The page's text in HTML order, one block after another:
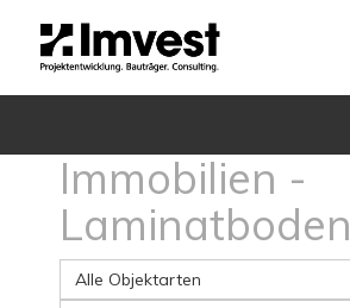
Immobilien -
Laminatboden
Alle Objektarten